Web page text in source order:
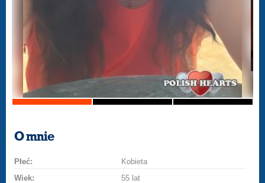
O mnie
Płeć:
Kobieta
Wiek:
55 lat